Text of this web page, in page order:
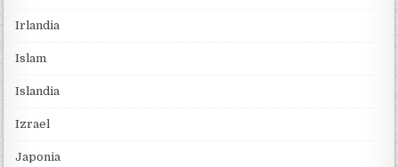
Irlandia
Islam
Islandia
Izrael
Japonia